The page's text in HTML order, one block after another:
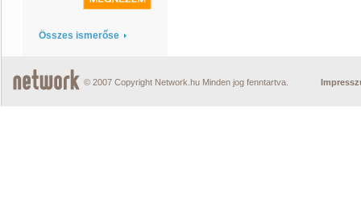
Összes ismerőse
© 2007 Copyright Network.hu Minden jog fenntartva.